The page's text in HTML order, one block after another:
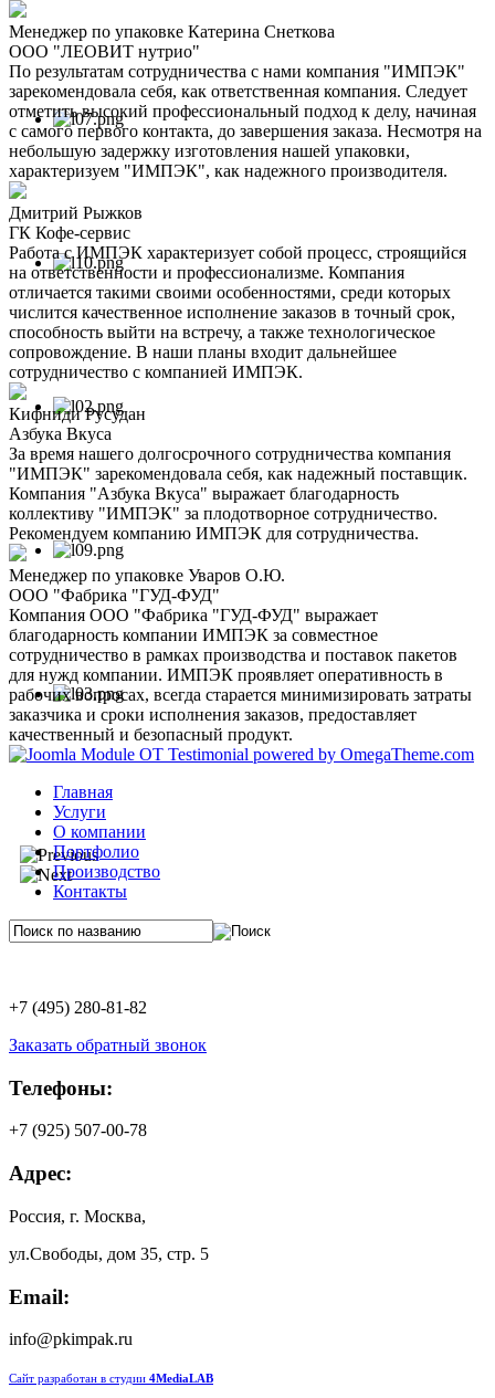
Менеджер по упаковке Катерина Снеткова
ООО "ЛЕОВИТ нутрио"
По результатам сотрудничества с нами компания "ИМПЭК"
зарекомендовала себя, как ответственная компания. Следует
отметить высокий профессиональный подход к делу, начиная
с самого первого контакта, до завершения заказа. Несмотря на
небольшую задержку изготовления нашей упаковки,
характеризуем "ИМПЭК", как надежного производителя.
Дмитрий Рыжков
ГК Кофе-сервис
Работа с ИМПЭК характеризует собой процесс, строящийся
на ответственности и профессионализме. Компания
отличается такими своими особенностями, среди которых
числится качественное исполнение заказов в точный срок,
способность выйти на встречу, а также технологическое
сопровождение. В наши планы входит дальнейшее
сотрудничество с компанией ИМПЭК.
Кифниди Русудан
Азбука Вкуса
За время нашего долгосрочного сотрудничества компания
"ИМПЭК" зарекомендовала себя, как надежный поставщик.
Компания "Азбука Вкуса" выражает благодарность
коллективу "ИМПЭК" за плодотворное сотрудничество.
Рекомендуем компанию ИМПЭК для сотрудничества.
Менеджер по упаковке Уваров О.Ю.
ООО "Фабрика "ГУД-ФУД"
Компания ООО "Фабрика "ГУД-ФУД" выражает
благодарность компании ИМПЭК за совместное
сотрудничество в рамках производства и поставок пакетов
для нужд компании. ИМПЭК проявляет оперативность в
рабочих вопросах, всегда старается минимизировать затраты
заказчика и сроки исполнения заказов, предоставляет
качественный и безопасный продукт.
Главная
Услуги
О компании
Портфолио
Производство
Контакты
+7 (495) 280-81-82
Заказать обратный звонок
Телефоны:
+7 (925) 507-00-78
Адрес:
Россия, г. Москва,
ул.Свободы, дом 35, стр. 5
Email:
info@pkimpak.ru
Сайт разработан в студии 4MediaLAB